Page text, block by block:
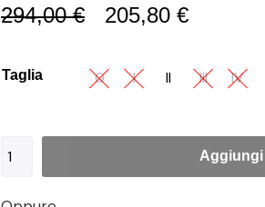
294,00€ 205,80 €
Taglia 0 I II III IV
Aggiungi